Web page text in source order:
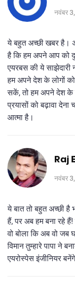
नवंबर
ये बहुत अच्छी खबर है।
है कि हम अपने आप को
एयरबस की ये साझेदारी
हम अपने देश के लोगों को
सकें, तो हम अपने देश
प्रयासों को बढ़ावा देना
आत्मा है।
Raj
नवंबर
ये बात तो बहुत अच्छी है
हैं, पर अब हम बना रहे
वो बोला कि अब वो जब
विमान तुम्हारे पापा ने
एयरोस्पेस इंजीनियर